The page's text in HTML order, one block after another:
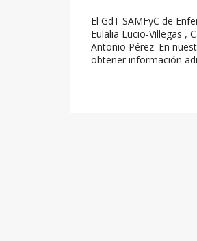
El GdT SAMFyC de
Eulalia Lucio-Villegas ,
Antonio Pérez. En
obtener información